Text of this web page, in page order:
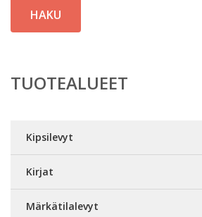
HAKU
TUOTEALUEET
Kipsilevyt
Kirjat
Märkätilalevyt